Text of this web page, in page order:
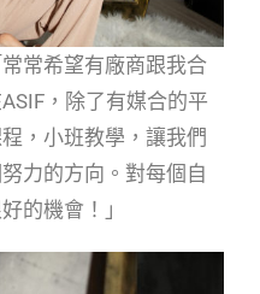
常希望有廠商跟我合
，除了有媒合的平
，小班教學，讓我們
力的方向。對每個自
的機會！」